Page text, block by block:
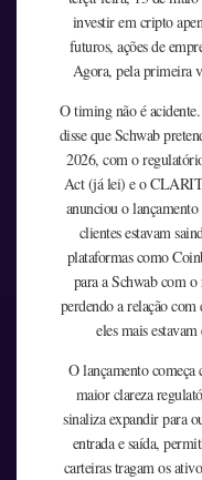
investir em cripto
futuros, ações de
Agora, pela primeira
O timing não é
disse que Schwab
2026, com o
Act (já lei) e o
anunciou o
clientes estavam
plataformas como
para a Schwab com
perdendo a relação com
eles mais
O lançamento
maior clareza
sinaliza expandir para
entrada e saída,
carteiras tragam os